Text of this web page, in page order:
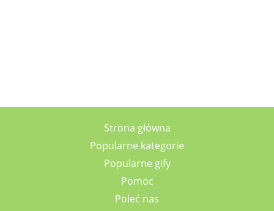
Strona główna
Popularne kategorie
Popularne gify
Pomoc
Poleć nas